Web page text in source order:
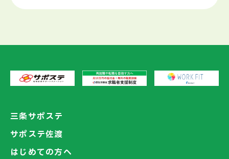
三条サポステ
サポステ佐渡
はじめての方へ